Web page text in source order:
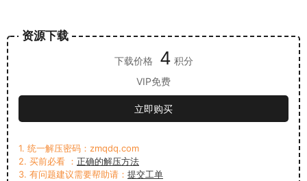
资源下载
下载价格 4 积分
VIP免费
立即购买
1. 统一解压密码：zmqdq.com
2. 买前必看 ： 正确的解压方法
3. 有问题建议需要帮助请： 提交工单